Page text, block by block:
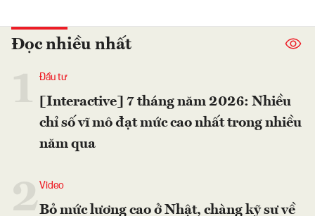
Đọc nhiều nhất
Đầu tư
[Interactive] 7 tháng năm 2026: Nhiều
chỉ số vĩ mô đạt mức cao nhất trong nhiều
năm qua
2Video
Bỏ mức lương cao ở Nhật, chàng kỹ sư về